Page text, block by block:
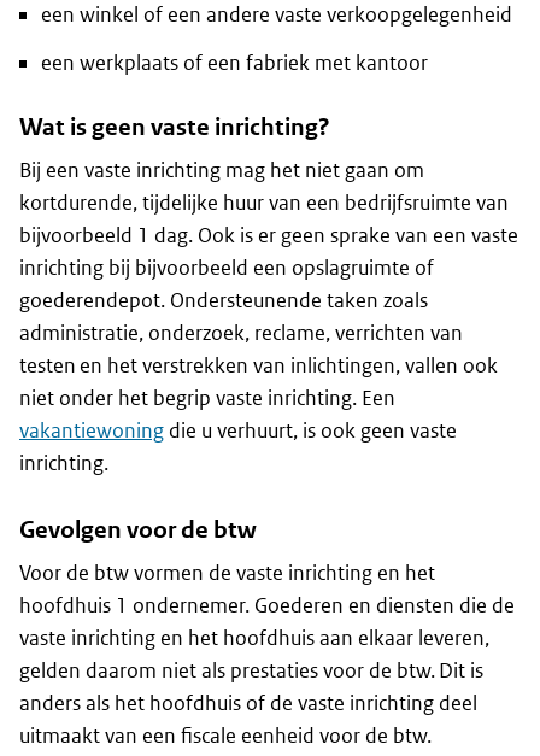
een winkel of een andere vaste verkoopgelegenheid
een werkplaats of een fabriek met kantoor
Wat is geen vaste inrichting?
Bij een vaste inrichting mag het niet gaan om
kortdurende, tijdelijke huur van een bedrijfsruimte van
bijvoorbeeld 1 dag. Ook is er geen sprake van een vaste
inrichting bij bijvoorbeeld een opslagruimte of
goederendepot. Ondersteunende taken zoals
administratie, onderzoek, reclame, verrichten van
testen en het verstrekken van inlichtingen, vallen ook
niet onder het begrip vaste inrichting. Een
vakantiewoning die u verhuurt, is ook geen vaste
inrichting.
Gevolgen voor de btw
Voor de btw vormen de vaste inrichting en het
hoofdhuis 1 ondernemer. Goederen en diensten die de
vaste inrichting en het hoofdhuis aan elkaar leveren,
gelden daarom niet als prestaties voor de btw. Dit is
anders als het hoofdhuis of de vaste inrichting deel
uitmaakt van een fiscale eenheid voor de btw.